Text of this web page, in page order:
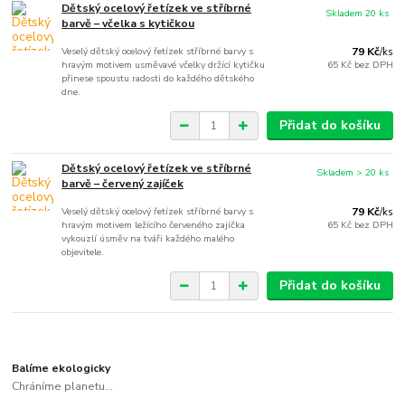
Dětský ocelový řetízek ve stříbrné
barvě – včelka s kytičkou
Veselý dětský ocelový řetízek stříbrné barvy s
hravým motivem usměvavé včelky držící kytičku
přinese spoustu radosti do každého dětského
dne.
79 Kč/ks
65 Kč bez DPH
Skladem 20 ks
Přidat do košíku
Dětský ocelový řetízek ve stříbrné
barvě – červený zajíček
Veselý dětský ocelový řetízek stříbrné barvy s
hravým motivem ležícího červeného zajíčka
vykouzlí úsměv na tváři každého malého
objevitele.
79 Kč/ks
65 Kč bez DPH
Skladem > 20 ks
Přidat do košíku
Balíme ekologicky
Chráníme planetu...